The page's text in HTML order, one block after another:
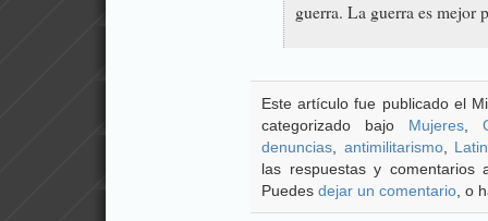
guerra. La guerra es mejor
Este artículo fue publicado el
categorizado bajo Mujeres
denuncias
antimilitarismo,
las respuestas y
Puedes dejar un comentario , o